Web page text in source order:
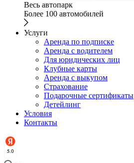
Весь автопарк
Более 100 автомобилей
Услуги
Аренда по подписке
Аренда с водителем
Для юридических лиц
Клубные карты
Аренда с выкупом
Страхование
Подарочные сертификаты
Детейлинг
Условия
Контакты